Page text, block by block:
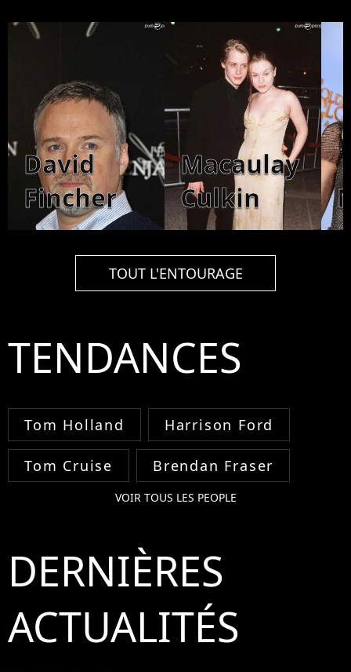
David
Fincher
Macaulay
Culkin
TOUT L'ENTOURAGE
TENDANCES
Tom Holland Harrison Ford
Tom Cruise Brendan Fraser
VOIR TOUS LES PEOPLE
DERNIÈRES
ACTUALITÉS